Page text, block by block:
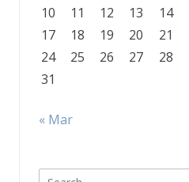
10
11 12 13 14
17
18 19 20 21
24
25 26 27 28
31
« Mar
Search